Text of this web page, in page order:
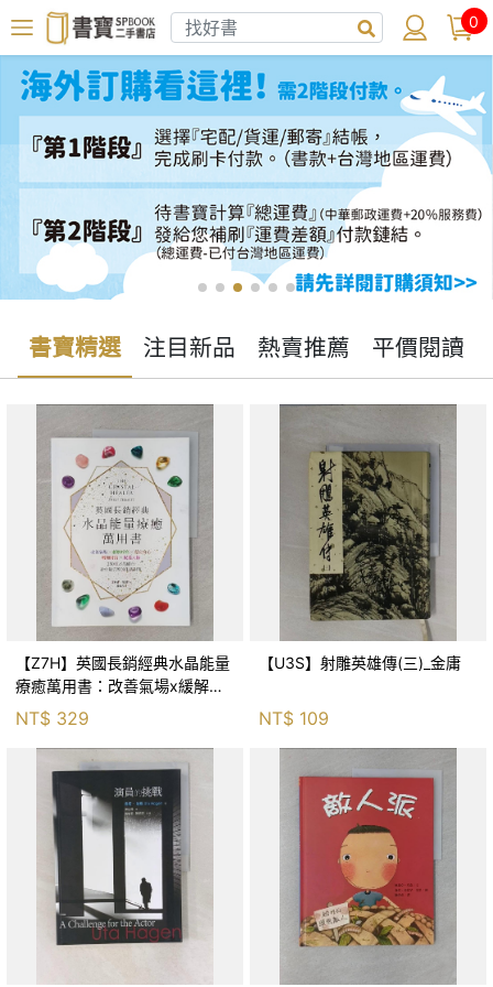
0
書寶精選 注目新品 熱賣推薦 平價閱讀
【Z7H】英國長銷經典水晶能量
療癒萬用書：改善氣場x緩解疼
痛x穩定身心x增加財富x促進人
緣，250種水晶礦石給你最完整
的生活對策_菲利
NT$ 329
【U3S】射雕英雄傳(三)_金庸
NT$ 109